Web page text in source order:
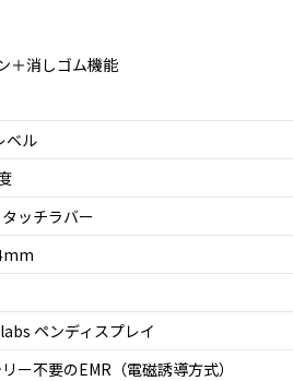
＋消しゴム機能
ベル
ッチラバー
ペンディスプレイ
ー不要のEMR（電磁誘導方式）